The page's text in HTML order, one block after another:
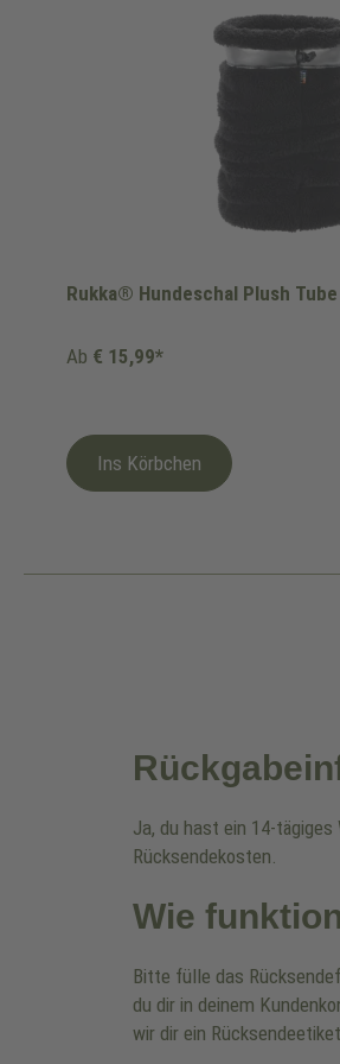
Rukka® Hundeschal Plush
Ab € 15,99*
Ins Körbchen
Ja, du hast ein 14-
Rücksendekosten.
Wie
Bitte fülle das
du dir in deinem
wir dir ein